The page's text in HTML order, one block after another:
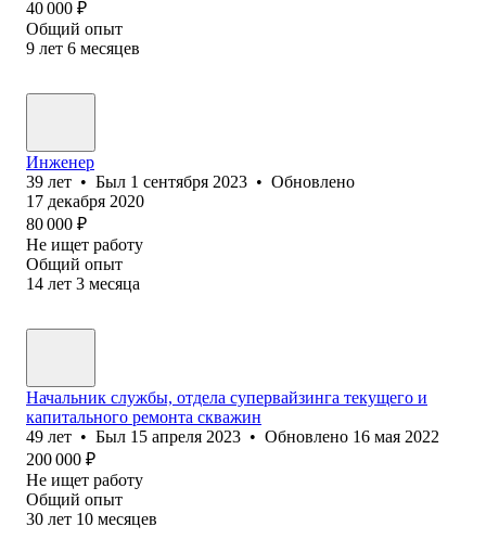
40 000 ₽
Общий опыт
9 лет 6 месяцев
Инженер
39 лет • Был 1 сентября 2023 • Обновлено
17 декабря 2020
80 000 ₽
Не ищет работу
Общий опыт
14 лет 3 месяца
Начальник службы, отдела супервайзинга текущего и
капитального ремонта скважин
49 лет • Был 15 апреля 2023 • Обновлено 16 мая 2022
200 000 ₽
Не ищет работу
Общий опыт
30 лет 10 месяцев